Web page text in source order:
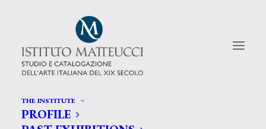
THE INSTITUTE
PROFILE
CERCA TRA GLI ARTISTI: